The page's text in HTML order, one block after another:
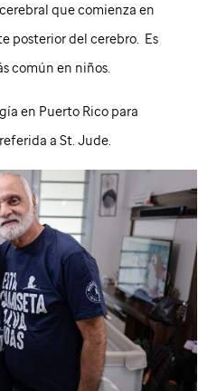
que comienza en
posterior del cerebro. Es
común en niños.
en Puerto Rico para
a St. Jude.